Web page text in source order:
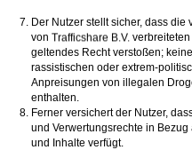
Der Nutzer stellt sicher, dass
von
geltendes Recht verstoßen;
rassistischen oder extrem-
Anpreisungen von illegalen
enthalten.
Ferner versichert der Nutzer,
und Verwertungsrechte in
und Inhalte verfügt.